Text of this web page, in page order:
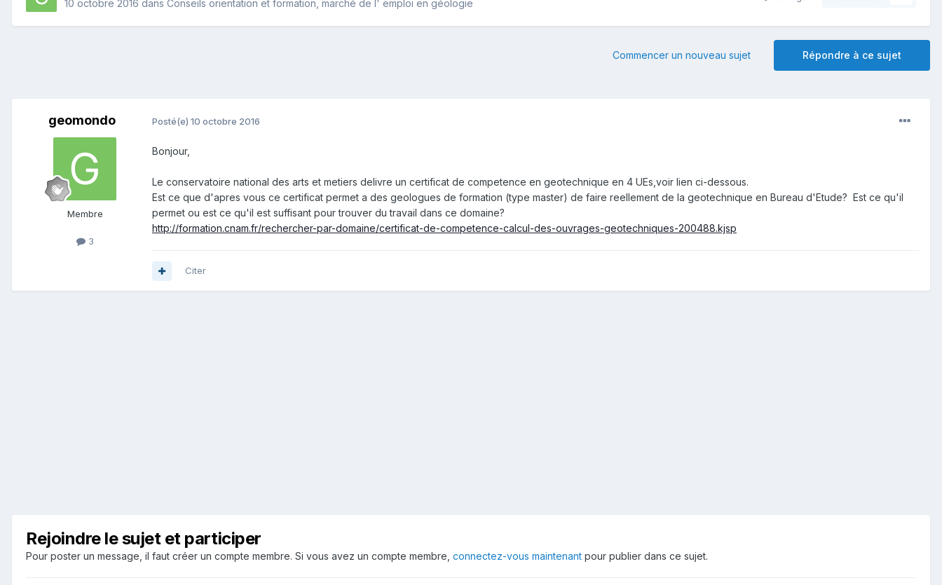
10 octobre 2016 dans Conseils orientation et formation, marché de l' emploi en géologie
Répondre à ce sujet
Commencer un nouveau sujet
geomondo
Membre
3
Posté(e) 10 octobre 2016
Bonjour,
Le conservatoire national des arts et metiers delivre un certificat de competence en geotechnique en 4 UEs,voir lien ci-dessous.
Est ce que d'apres vous ce certificat permet a des geologues de formation (type master) de faire reellement de la geotechnique en Bureau d'Etude? Est ce qu'il
permet ou est ce qu'il est suffisant pour trouver du travail dans ce domaine?
http://formation.cnam.fr/rechercher-par-domaine/certificat-de-competence-calcul-des-ouvrages-geotechniques-200488.kjsp
Citer
Rejoindre le sujet et participer
Pour poster un message, il faut créer un compte membre. Si vous avez un compte membre, connectez-vous maintenant pour publier dans ce sujet.